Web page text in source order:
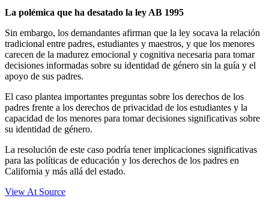
La polémica que ha desatado la ley AB 1995
Sin embargo, los demandantes afirman que la ley socava la relación
tradicional entre padres, estudiantes y maestros, y que los menores
carecen de la madurez emocional y cognitiva necesaria para tomar
decisiones informadas sobre su identidad de género sin la guía y el
apoyo de sus padres.
El caso plantea importantes preguntas sobre los derechos de los
padres frente a los derechos de privacidad de los estudiantes y la
capacidad de los menores para tomar decisiones significativas sobre
su identidad de género.
La resolución de este caso podría tener implicaciones significativas
para las políticas de educación y los derechos de los padres en
California y más allá del estado.
View At Source